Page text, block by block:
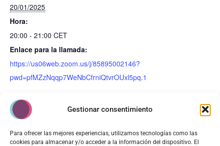
Gestionar consentimiento
Para ofrecer las mejores experiencias, utilizamos tecnologías como las
cookies para almacenar y/o acceder a la información del dispositivo. El
20/01/2025
Hora:
20:00 - 21:00 CET
Enlace para la llamada:
https://us06web.zoom.us/j/85895002146?
pwd=pfMZzNqqp7WeNbCfrniQtvrOUxl5pq.1
19:30 a 21:00h
Enero 10:00h